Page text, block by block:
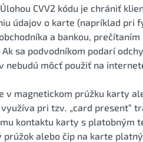
CVV2 kódu je chrániť
údajov o karte (napríklad
a bankou,
sa podvodníkom podarí
nebudú môcť použiť na
v magnetickom prúžku karty
využíva pri tzv. „card present“
kontaktu karty s platobným
prúžok alebo čip na karte